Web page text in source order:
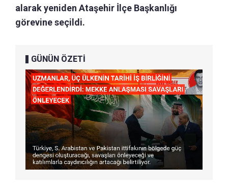
alarak yeniden Ataşehir İlçe Başkanlığı
görevine seçildi.
GÜNÜN ÖZETİ